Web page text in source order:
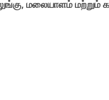
மலையாளம்